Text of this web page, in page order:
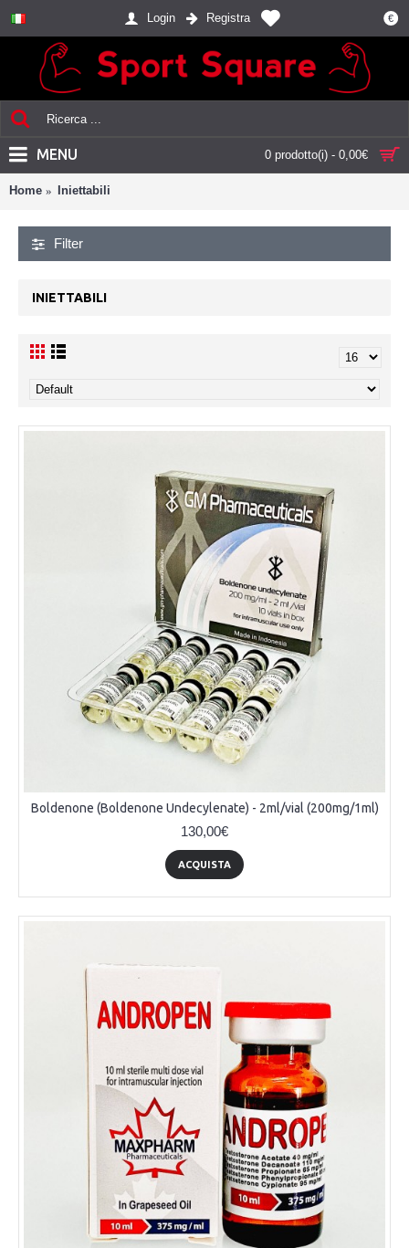
€
Login Registra
0 prodotto(i) - 0,00€
MENU
Home Iniettabili
Filter
INIETTABILI
Boldenone (Boldenone Undecylenate) - 2ml/vial (200mg/1ml)
130,00€
ACQUISTA